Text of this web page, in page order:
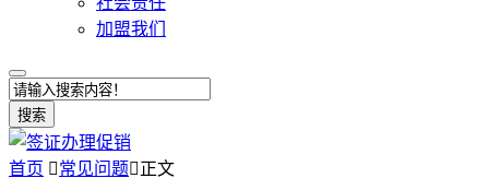
加盟我们
搜索
首页 常见问题正文